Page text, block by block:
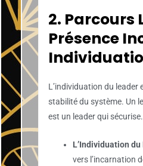
2. Parcours
Présence
L’individuation du leader
stabilité du système. Un
est un leader qui sécurise.
L’Individuation du
vers l’incarnation